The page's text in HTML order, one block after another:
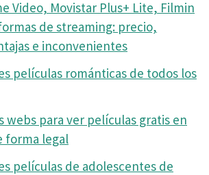
Video, Movistar Plus+ Lite, Filmin
de streaming: precio,
e inconvenientes
películas románticas de todos los
webs para ver películas gratis en
forma legal
películas de adolescentes de